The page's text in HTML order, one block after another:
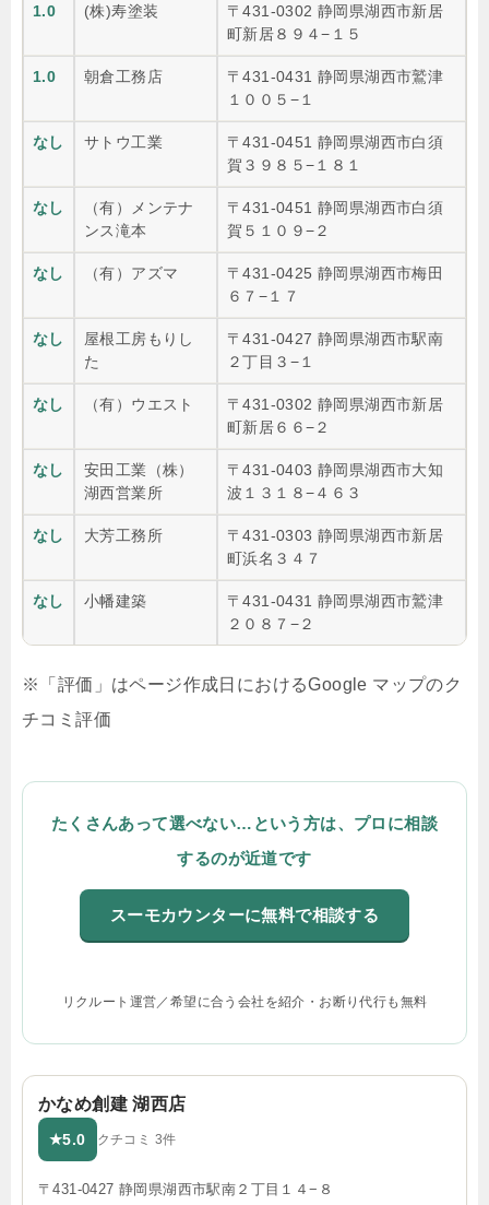
1.0 (株)寿塗装
〒431-0302 静岡県湖西市新居
町新居８９４−１５
1.0 朝倉工務店
〒431-0431 静岡県湖西市鷲津
１００５−１
なし サトウ工業
〒431-0451 静岡県湖西市白須
賀３９８５−１８１
なし
（有）メンテナ
ンス滝本
〒431-0451 静岡県湖西市白須
賀５１０９−２
なし （有）アズマ
〒431-0425 静岡県湖西市梅田
６７−１７
なし
屋根工房もりし
た
〒431-0427 静岡県湖西市駅南
２丁目３−１
なし （有）ウエスト
〒431-0302 静岡県湖西市新居
町新居６６−２
なし
安田工業（株）
湖西営業所
〒431-0403 静岡県湖西市大知
波１３１８−４６３
なし 大芳工務所
〒431-0303 静岡県湖西市新居
町浜名３４７
なし 小幡建築
〒431-0431 静岡県湖西市鷲津
２０８７−２
※「評価」はページ作成日におけるGoogle マップのク
チコミ評価
たくさんあって選べない…という方は、プロに相談
するのが近道です
スーモカウンターに無料で相談する
リクルート運営／希望に合う会社を紹介・お断り代行も無料
かなめ創建 湖西店
★5.0 クチコミ 3件
〒431-0427 静岡県湖西市駅南２丁目１４−８